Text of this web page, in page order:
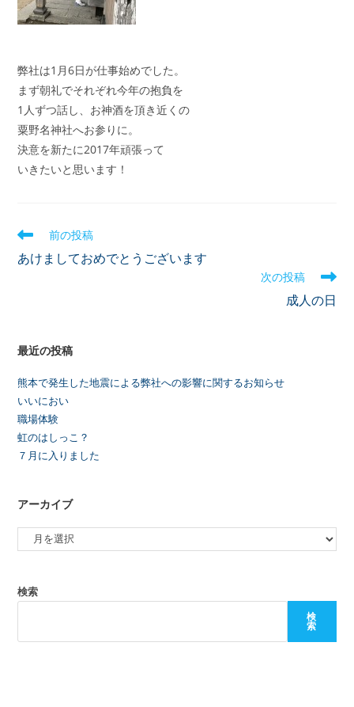
弊社は1月6日が仕事始めでした。
まず朝礼でそれぞれ今年の抱負を
1人ずつ話し、お神酒を頂き近くの
粟野名神社へお参りに。
決意を新たに2017年頑張って
いきたいと思います！
前の投稿
あけましておめでとうございます
次の投稿
成人の日
最近の投稿
熊本で発生した地震による弊社への影響に関するお知らせ
いいにおい
職場体験
虹のはしっこ？
７月に入りました
アーカイブ
検索
検
索